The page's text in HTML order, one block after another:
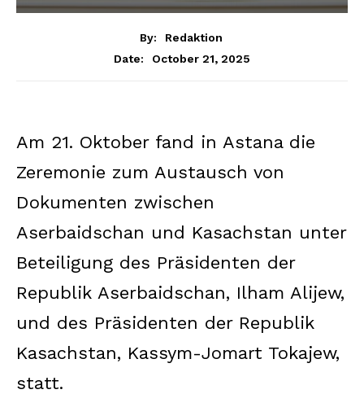
By:
Redaktion
Date:
October 21, 2025
Am 21. Oktober fand in Astana die
Zeremonie zum Austausch von
Dokumenten zwischen
Aserbaidschan und Kasachstan unter
Beteiligung des Präsidenten der
Republik Aserbaidschan, Ilham Alijew,
und des Präsidenten der Republik
Kasachstan, Kassym-Jomart Tokajew,
statt.